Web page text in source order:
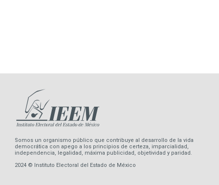
Somos un organismo público que contribuye al desarrollo de la vida
democrática con apego a los principios de certeza, imparcialidad,
independencia, legalidad, máxima publicidad, objetividad y paridad.
2024 © Instituto Electoral del Estado de México